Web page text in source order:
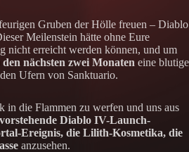
Gruben der Hölle freuen – Diablo
Meilenstein hätte ohne Eure
nicht erreicht werden können, und um
den nächsten zwei Monaten eine blutige
Ufern von Sanktuario.
in die Flammen zu werfen und uns aus
Diablo IV-Launch-
Ereignis, die Lilith-Kosmetika, die
anzusehen.